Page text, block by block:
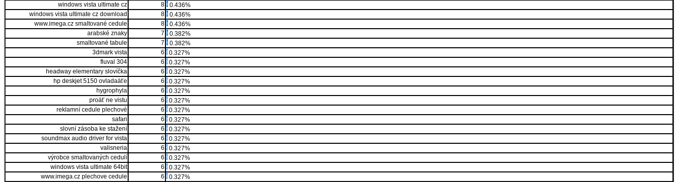
windows vista ultimate cz
8
0.436%
windows vista ultimate cz download
8
0.436%
www.imega.cz smaltované cedule
8
0.436%
arabské znaky
7
0.382%
smaltované tabule
7
0.382%
3dmark vista
6
0.327%
fluval 304
6
0.327%
headway elementary slovíčka
6
0.327%
hp deskjet 5150 ovladaäťe
6
0.327%
hygrophyla
6
0.327%
proäť ne vistu
6
0.327%
reklamní cedule plechové
6
0.327%
safari
6
0.327%
slovní zásoba ke stažení
6
0.327%
soundmax audio driver for vista
6
0.327%
valisneria
6
0.327%
výrobce smaltovaných cedulí
6
0.327%
windows vista ultimate 64bit
6
0.327%
www.imega.cz plechove cedule
6
0.327%